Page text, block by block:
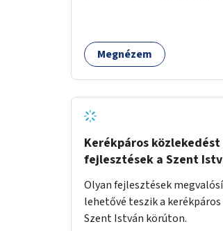
így kihasználatlan. A
telepítésével egy népszerű,
található.
Megnézem
Kerékpáros
fejlesztések a Szent
Olyan fejlesztések
lehetővé teszik a
Szent István körúton.